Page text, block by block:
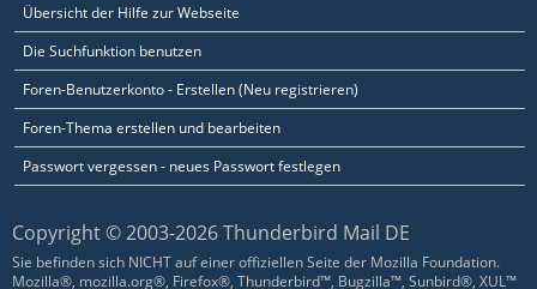
Übersicht der Hilfe zur Webseite
Die Suchfunktion benutzen
Foren-Benutzerkonto - Erstellen (Neu registrieren)
Foren-Thema erstellen und bearbeiten
Passwort vergessen - neues Passwort festlegen
Copyright © 2003-2026 Thunderbird Mail DE
Sie befinden sich NICHT auf einer offiziellen Seite der Mozilla Foundation.
Mozilla®, mozilla.org®, Firefox®, Thunderbird™, Bugzilla™, Sunbird®, XUL™